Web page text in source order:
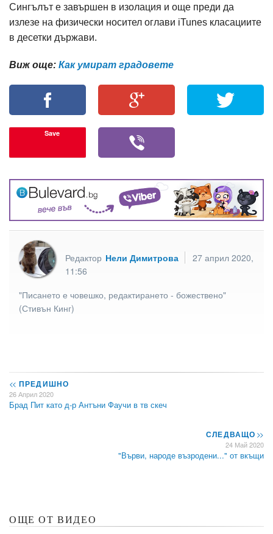
Сингълът е завършен в изолация и още преди да
излезе на физически носител оглави iTunes класациите
в десетки държави.
Виж още: Как умират градовете
Save
Редактор Нели Димитрова
27 април 2020,
11:56
"Писането е човешко, редактирането - божествено"
(Стивън Кинг)
<< ПРЕДИШНО
26 Април 2020
Брад Пит като д-р Антъни Фаучи в тв скеч
СЛЕДВАЩО>>
24 Май 2020
"Върви, народе възродени..." от вкъщи
ОЩЕ ОТ ВИДЕО